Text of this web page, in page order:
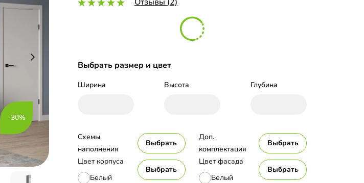
-30%
Выбрать размер и цвет
Ширина Высота Глубина
Цвет корпуса
Белый
Выбрать
Цвет фасада
Белый
Выбрать
Схемы
наполнения
Выбрать
Доп.
комплектация
Выбрать